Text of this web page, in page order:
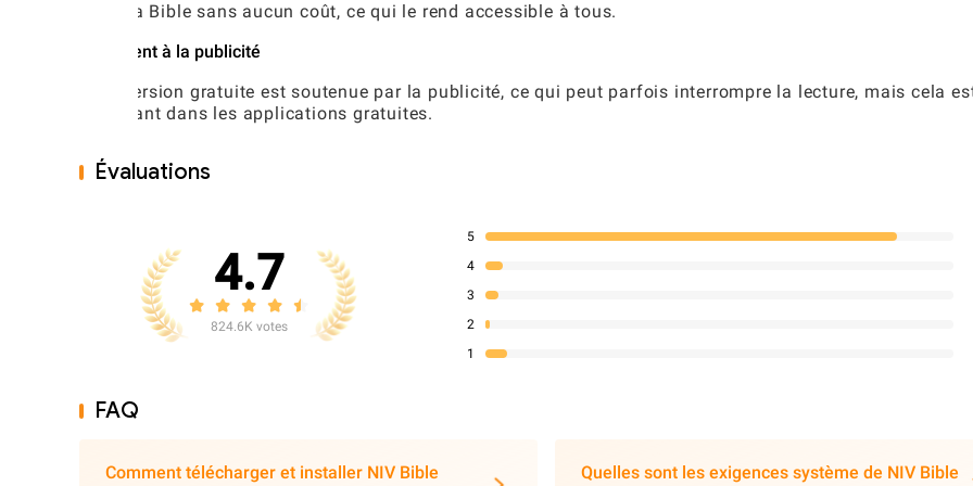
lire la Bible sans aucun coût, ce qui le rend accessible à tous.
Dûment à la publicité
La version gratuite est soutenue par la publicité, ce qui peut parfois interrompre la lecture, mais cela
courant dans les applications gratuites.
Évaluations
4.7
824.6K votes
5
4
3
2
1
FAQ
Comment télécharger et installer NIV Bible Quelles sont les exigences système de NIV Bible